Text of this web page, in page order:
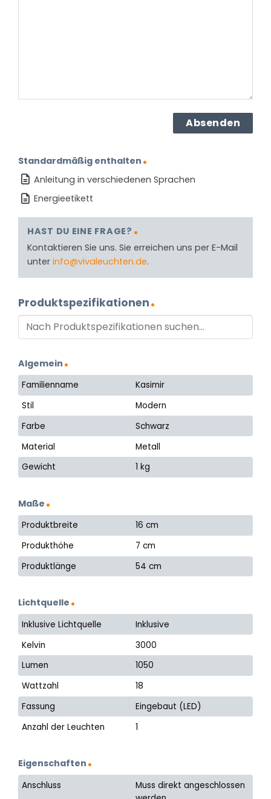
Standardmäßig enthalten
Anleitung in verschiedenen Sprachen
Energieetikett
HAST DU EINE FRAGE?
Kontaktieren Sie uns. Sie erreichen uns per E-Mail
unter info@vivaleuchten.de.
Produktspezifikationen
Algemein
Familienname
Kasimir
Stil
Modern
Farbe
Schwarz
Material
Metall
Gewicht
1 kg
Maße
Produktbreite
16 cm
Produkthöhe
7 cm
Produktlänge
54 cm
Lichtquelle
Inklusive Lichtquelle
Inklusive
Kelvin
3000
Lumen
1050
Wattzahl
18
Fassung
Eingebaut (LED)
Anzahl der Leuchten
1
Eigenschaften
Anschluss
Muss direkt angeschlossen